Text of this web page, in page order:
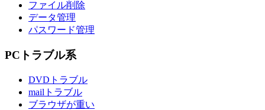
ファイル削除
データ管理
パスワード管理
PCトラブル系
DVDトラブル
mailトラブル
ブラウザが重い